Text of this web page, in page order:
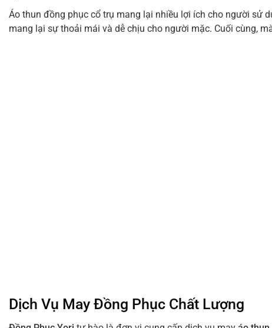
Áo thun đồng phục cổ trụ mang lại nhiều lợi ích cho người sử
mang lại sự thoải mái và dễ chịu cho người mặc. Cuối cùng,
Dịch Vụ May Đồng Phục Chất Lượng